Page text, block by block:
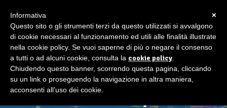
Fêtes du saint patron
×
Informativa
Questo sito o gli strumenti terzi da questo utilizzati si avvalgono
di cookie necessari al funzionamento ed utili alle finalità illustrate
nella cookie policy. Se vuoi saperne di più o negare il consenso
a tutti o ad alcuni cookie, consulta la cookie policy
Chiudendo questo banner, scorrendo questa pagina, cliccando
su un link o proseguendo la navigazione in altra maniera,
acconsenti all’uso dei cookie.